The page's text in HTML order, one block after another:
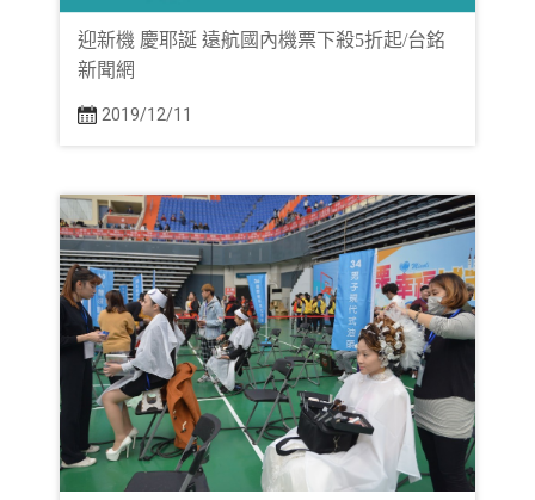
迎新機 慶耶誕 遠航國內機票下殺5折起/台銘
新聞網
2019/12/11